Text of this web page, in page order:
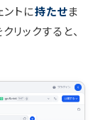
トに持たせま
クリックすると、